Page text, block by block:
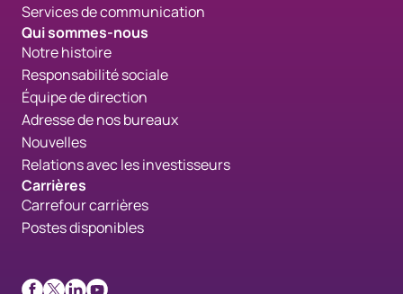
Services de communication
Qui sommes-nous
Notre histoire
Responsabilité sociale
Équipe de direction
Adresse de nos bureaux
Nouvelles
Relations avec les investisseurs
Carrières
Carrefour carrières
Postes disponibles